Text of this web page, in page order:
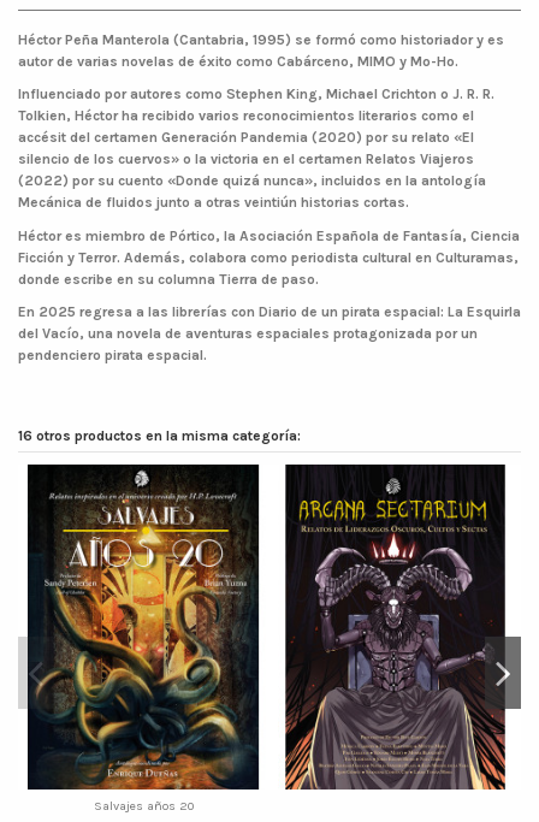
Héctor Peña Manterola (Cantabria, 1995) se formó como historiador y es
autor de varias novelas de éxito como Cabárceno, MIMO y Mo-Ho.
​Influenciado por autores como Stephen King, Michael Crichton o J. R. R.
Tolkien, Héctor ha recibido varios reconocimientos literarios como el
accésit del certamen Generación Pandemia (2020) por su relato «El
silencio de los cuervos» o la victoria en el certamen Relatos Viajeros
(2022) por su cuento «Donde quizá nunca», incluidos en la antología
Mecánica de fluidos junto a otras veintiún historias cortas.
​Héctor es miembro de Pórtico, la Asociación Española de Fantasía, Ciencia
Ficción y Terror. Además, colabora como periodista cultural en Culturamas,
donde escribe en su columna Tierra de paso.
En 2025 regresa a las librerías con Diario de un pirata espacial: La Esquirla
del Vacío, una novela de aventuras espaciales protagonizada por un
pendenciero pirata espacial.
16 otros productos en la misma categoría:
Salvajes años 20